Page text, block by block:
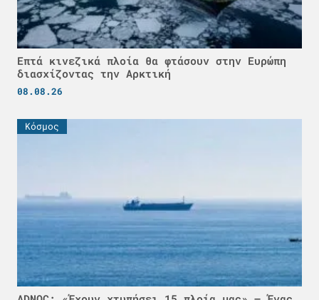
Επτά κινεζικά πλοία θα φτάσουν στην Ευρώπη
διασχίζοντας την Αρκτική
08.08.26
Κόσμος